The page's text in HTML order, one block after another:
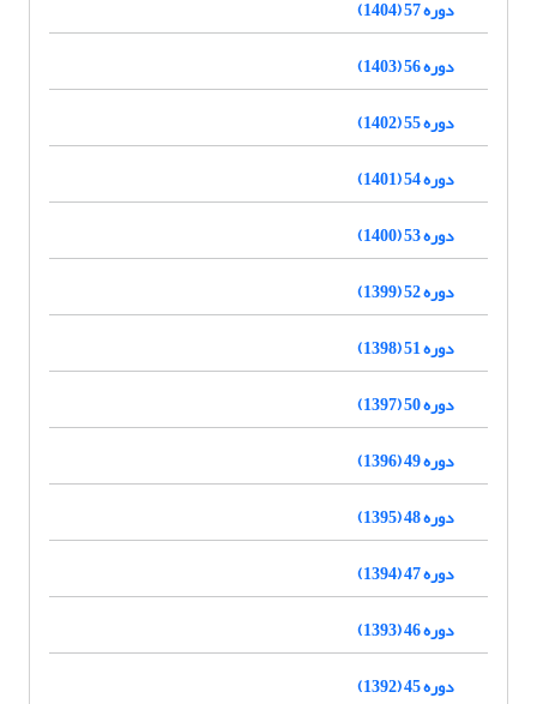
دوره 57 (1404)
دوره 56 (1403)
دوره 55 (1402)
دوره 54 (1401)
دوره 53 (1400)
دوره 52 (1399)
دوره 51 (1398)
دوره 50 (1397)
دوره 49 (1396)
دوره 48 (1395)
دوره 47 (1394)
دوره 46 (1393)
دوره 45 (1392)